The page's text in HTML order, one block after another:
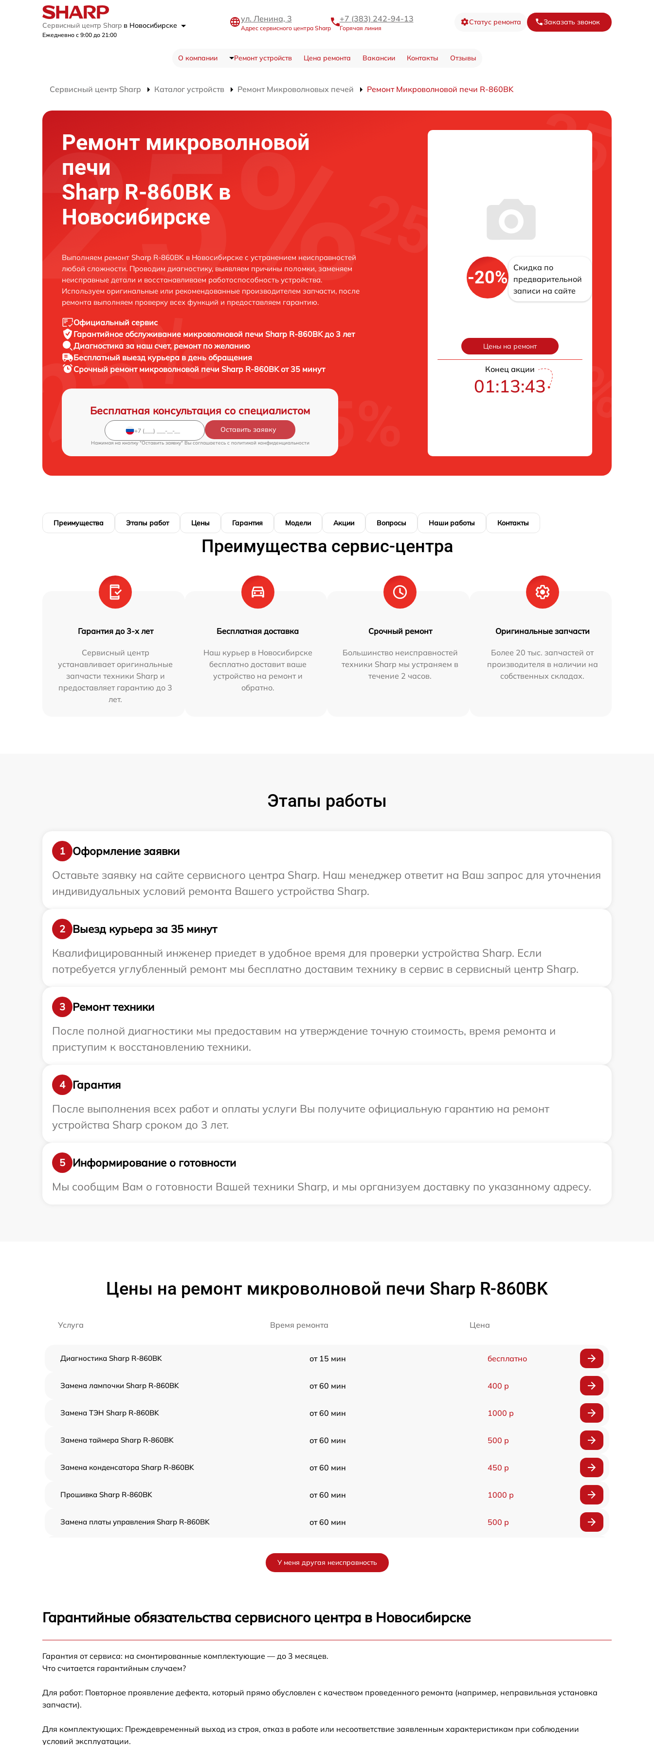
Сервисный центр Sharp в Новосибирске
Ежедневно с 9:00 до 21:00
ул. Ленина, 3
Адрес сервисного центра Sharp
+7 (383) 242-94-13
Горячая линия
Статус ремонта Заказать звонок
О компании Ремонт устройств Цена ремонта Вакансии Контакты Отзывы
Сервисный центр Sharp Каталог устройств Ремонт Микроволновых печей Ремонт Микроволновой печи R-860BK
Ремонт микроволновой
печи
Sharp R-860BK в
Новосибирске
Выполняем ремонт Sharp R-860BK в Новосибирске с устранением неисправностей
любой сложности. Проводим диагностику, выявляем причины поломки, заменяем
неисправные детали и восстанавливаем работоспособность устройства.
Используем оригинальные или рекомендованные производителем запчасти, после
ремонта выполняем проверку всех функций и предоставляем гарантию.
Официальный сервис
Гарантийное обслуживание микроволновой печи Sharp R-860BK до 3 лет
Диагностика за наш счет, ремонт по желанию
Бесплатный выезд курьера в день обращения
Срочный ремонт микроволновой печи Sharp R-860BK от 35 минут
Бесплатная консультация со специалистом
Оставить заявку
Нажимая на кнопку "Оставить заявку" Вы соглашаетесь c политикой конфиденциальности
-20%
Скидка по
предварительной
записи на сайте
Цены на ремонт
Конец акции
01:13:42
Преимущества Этапы работ Цены Гарантия Модели Акции Вопросы Наши работы Контакты
Преимущества сервис-центра
Гарантия до 3-х лет
Сервисный центр
устанавливает оригинальные
запчасти техники Sharp и
предоставляет гарантию до 3
лет.
Бесплатная доставка
Наш курьер в Новосибирске
бесплатно доставит ваше
устройство на ремонт и
обратно.
Срочный ремонт
Большинство неисправностей
техники Sharp мы устраняем в
течение 2 часов.
Оригинальные запчасти
Более 20 тыс. запчастей от
производителя в наличии на
собственных складах.
Этапы работы
1
Оформление заявки
Оставьте заявку на сайте сервисного центра Sharp. Наш менеджер ответит на Ваш запрос для уточнения
индивидуальных условий ремонта Вашего устройства Sharp.
2
Выезд курьера за 35 минут
Квалифицированный инженер приедет в удобное время для проверки устройства Sharp. Если
потребуется углубленный ремонт мы бесплатно доставим технику в сервис в сервисный центр Sharp.
3
Ремонт техники
После полной диагностики мы предоставим на утверждение точную стоимость, время ремонта и
приступим к восстановлению техники.
4
Гарантия
После выполнения всех работ и оплаты услуги Вы получите официальную гарантию на ремонт
устройства Sharp сроком до 3 лет.
5
Информирование о готовности
Мы сообщим Вам о готовности Вашей техники Sharp, и мы организуем доставку по указанному адресу.
Цены на ремонт микроволновой печи Sharp R-860BK
Услуга Время ремонта Цена
Диагностика Sharp R-860BK от 15 мин бесплатно
Замена лампочки Sharp R-860BK от 60 мин 400 р
Замена ТЭН Sharp R-860BK от 60 мин 1000 р
Замена таймера Sharp R-860BK от 60 мин 500 р
Замена конденсатора Sharp R-860BK от 60 мин 450 р
Прошивка Sharp R-860BK от 60 мин 1000 р
Замена платы управления Sharp R-860BK от 60 мин 500 р
Ремонт волновода Sharp R-860BK от 60 мин
860BK
Замена силового трансформатора Sharp R-
У меня другая неисправность
Гарантийные обязательства сервисного центра в Новосибирске
Гарантия от сервиса: на смонтированные комплектующие — до 3 месяцев.
Что считается гарантийным случаем?
Для работ: Повторное проявление дефекта, который прямо обусловлен с качеством проведенного ремонта (например, неправильная установка
запчасти).
Для комплектующих: Преждевременный выход из строя, отказ в работе или несоответствие заявленным характеристикам при соблюдении
условий эксплуатации.